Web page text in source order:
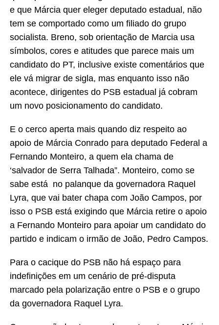
e que Márcia quer eleger deputado estadual, não
tem se comportado como um filiado do grupo
socialista. Breno, sob orientação de Marcia usa
símbolos, cores e atitudes que parece mais um
candidato do PT, inclusive existe comentários que
ele vá migrar de sigla, mas enquanto isso não
acontece, dirigentes do PSB estadual já cobram
um novo posicionamento do candidato.
E o cerco aperta mais quando diz respeito ao
apoio de Márcia Conrado para deputado Federal a
Fernando Monteiro, a quem ela chama de
‘salvador de Serra Talhada”. Monteiro, como se
sabe está no palanque da governadora Raquel
Lyra, que vai bater chapa com João Campos, por
isso o PSB está exigindo que Márcia retire o apoio
a Fernando Monteiro para apoiar um candidato do
partido e indicam o irmão de João, Pedro Campos.
Para o cacique do PSB não há espaço para
indefinições em um cenário de pré-disputa
marcado pela polarização entre o PSB e o grupo
da governadora Raquel Lyra.